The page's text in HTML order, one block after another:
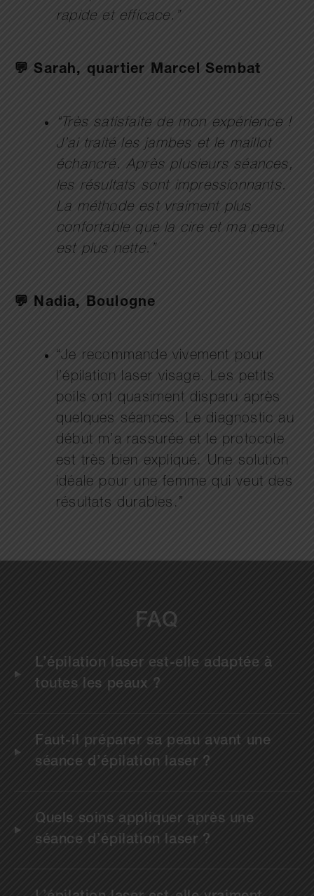
rapide et efficace.”
💬 Sarah, quartier Marcel Sembat
“Très satisfaite de mon expérience !
J’ai traité les jambes et le maillot
échancré. Après plusieurs séances,
les résultats sont impressionnants.
La méthode est vraiment plus
confortable que la cire et ma peau
est plus nette.”
💬 Nadia, Boulogne
“Je recommande vivement pour
l’épilation laser visage. Les petits
poils ont quasiment disparu après
quelques séances. Le diagnostic au
début m’a rassurée et le protocole
est très bien expliqué. Une solution
idéale pour une femme qui veut des
résultats durables.”
FAQ
L’épilation laser est-elle adaptée à
toutes les peaux ?
Faut-il préparer sa peau avant une
séance d’épilation laser ?
Quels soins appliquer après une
séance d’épilation laser ?